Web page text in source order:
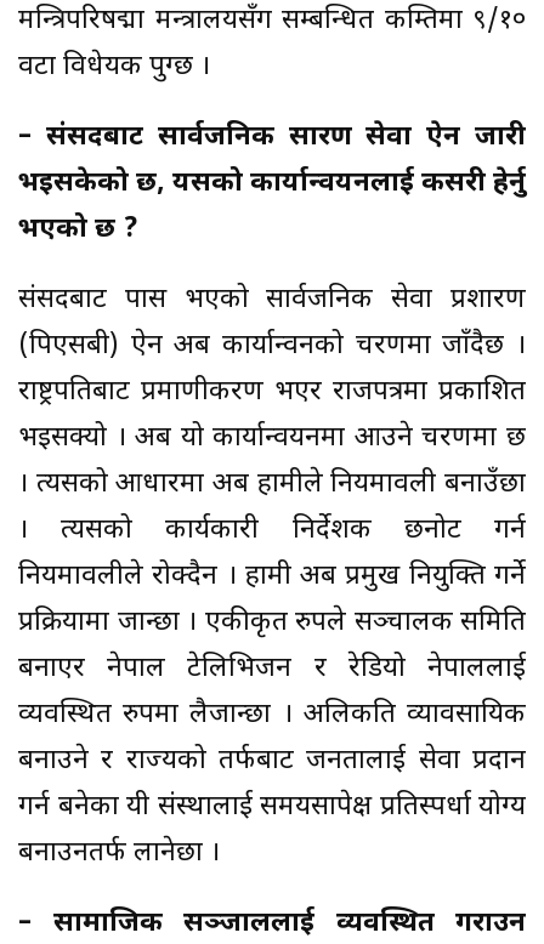
मन्त्रिपरिषद्मा मन्त्रालयसँग सम्बन्धित कम्तिमा ९/१०
वटा विधेयक पुग्छ ।
– संसदबाट सार्वजनिक प्रसारण सेवा ऐन जारी
भइसकेको छ, यसको कार्यान्वयनलाई कसरी हेर्नु
भएको छ ?
संसदबाट पास भएको सार्वजनिक सेवा प्रशारण
(पिएसबी) ऐन अब कार्यान्वनको चरणमा जाँदैछ ।
राष्ट्रपतिबाट प्रमाणीकरण भएर राजपत्रमा प्रकाशित
भइसक्यो । अब यो कार्यान्वयनमा आउने चरणमा छ
। त्यसको आधारमा अब हामीले नियमावली बनाउँछौँ
। त्यसको कार्यकारी निर्देशक छनोट गर्न
नियमावलीले रोक्दैन । हामी अब प्रमुख नियुक्ति गर्ने
प्रक्रियामा जान्छौँ । एकीकृत रुपले सञ्चालक समिति
बनाएर नेपाल टेलिभिजन र रेडियो नेपाललाई
व्यवस्थित रुपमा लैजान्छौँ । अलिकति व्यावसायिक
बनाउने र राज्यको तर्फबाट जनतालाई सेवा प्रदान
गर्न बनेका यी संस्थालाई समयसापेक्ष प्रतिस्पर्धा योग्य
बनाउनतर्फ लानेछौँ ।
– सामाजिक सञ्जाललाई व्यवस्थित गराउन